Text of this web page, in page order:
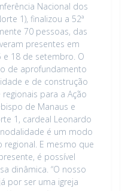
Nacional dos
1), finalizou a 52ª
70 pessoas, das
presentes em
e 18 de setembro. O
de aprofundamento
e de construção
para a Ação
de Manaus e
1, cardeal Leonardo
é um modo
regional. E mesmo que
é possível
dinâmica. “O nosso
por ser uma igreja